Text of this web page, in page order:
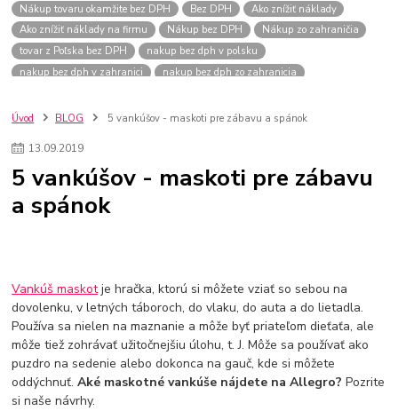
Nákup tovaru okamžite bez DPH Bez DPH
Ako znížiť náklady
Ako znížiť náklady na firmu
Nákup bez DPH
Nákup zo zahraničia
tovar z Poľska bez DPH
nakup bez dph v polsku
nakup bez dph v zahranici
nakup bez dph zo zahranicia
szco nakup bez dph
Smart hodinky pre deti
Plyšový macovia
Lego Star Wars
Darčeky na Vianoce 2019
Vianočný darček pre dievča do 20€
Hry pre deti
L.O.L. Surprise zvieratká
L.O.L. Surprise hračky
L.O.L. Surprise domčeky
L.O.L. Surprise postavičky
L.O.L. Surprise zberateľské figúrky
L.O.L. OMG L.O.L. OMG Bábiky
Úvod BLOG 5 vankúšov - maskoti pre zábavu a spánok
13.09.2019
5 vankúšov - maskoti pre zábavu
a spánok
Vankúš maskotje hračka, ktorú si môžete vziať so sebou na
dovolenku, v letných táboroch, do vlaku, do auta a do lietadla.
Používa sa nielen na maznanie a môže byť priateľom dieťaťa, ale
môže tiež zohrávať užitočnejšiu úlohu, t. J. Môže sa používať ako
puzdro na sedenie alebo dokonca na gauč, kde si môžete
oddýchnuť.Aké maskotné vankúše nájdete na Allegro?Pozrite
si naše návrhy.